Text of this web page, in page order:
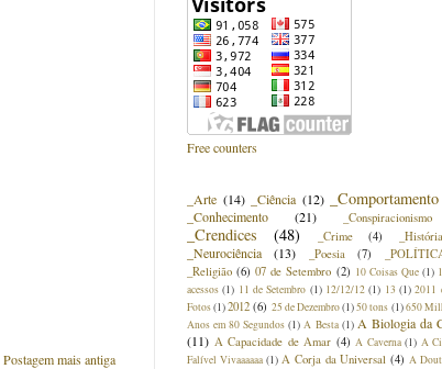
Postagem mais antiga
Free counters
_Arte (14) _Ciência (12) _Comportamento
_Conhecimento (21) _Conspiracionismo
_Crendices (48) _Crime (4) _História
_Neurociência (13) _Poesia (7)
_Religião (6) 07 de Setembro (2) 10 Coisas Que (1)
acessos (1) 11 de Setembro (1) 12/12/12 (1) 13 (1) 2011
Fotos(1)2012 (6) 25 de Dezembro(1)50 tons (1)650
Anos em 80 Segundos (1) A Besta (1) A Biologia da
(11) A Capacidade de Amar (4) A Caverna (1) A
Falível Vivaaaaaa (1) A Corja da Universal (4) A